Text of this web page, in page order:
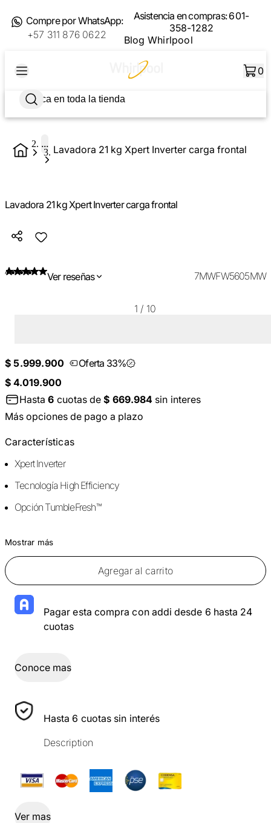
Compre por WhatsApp:
+57 311 876 0622
Asistencia en compras:601-
358-1282
Blog Whirlpool
0
... Lavadora 21 kg Xpert Inverter carga frontal
Lavadora 21 kg Xpert Inverter carga frontal
Ver reseñas 7MWFW5605MW
1 / 10
$ 5.999.900
Oferta 33%
$ 4.019.900
Hasta6 cuotas de$ 669.984 sin interes
Más opciones de pago a plazo
Características
Xpert Inverter
Tecnología High Efficiency
Opción TumbleFresh™
Mostrar más
Agregar al carrito
Pagar esta compra con addi desde 6 hasta 24
cuotas
Conoce mas
Hasta 6 cuotas sin interés
Description
Ver mas